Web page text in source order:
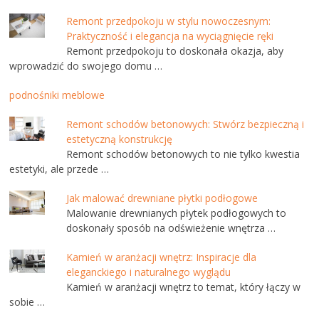
Remont przedpokoju w stylu nowoczesnym:
Praktyczność i elegancja na wyciągnięcie ręki
Remont przedpokoju to doskonała okazja, aby
wprowadzić do swojego domu …
podnośniki meblowe
Remont schodów betonowych: Stwórz bezpieczną i
estetyczną konstrukcję
Remont schodów betonowych to nie tylko kwestia
estetyki, ale przede …
Jak malować drewniane płytki podłogowe
Malowanie drewnianych płytek podłogowych to
doskonały sposób na odświeżenie wnętrza …
Kamień w aranżacji wnętrz: Inspiracje dla
eleganckiego i naturalnego wyglądu
Kamień w aranżacji wnętrz to temat, który łączy w
sobie …